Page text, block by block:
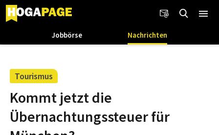
Jobbörse Nachrichten
Tourismus
Kommt jetzt die
Übernachtungssteuer für